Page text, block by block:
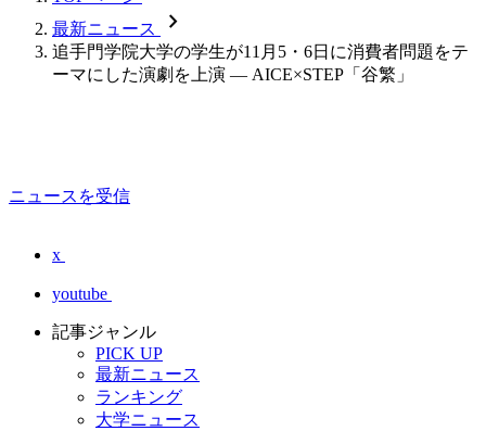
最新ニュース chevron_forward
追手門学院大学の学生が11月5・6日に消費者問題をテ
ーマにした演劇を上演 — AICE×STEP「谷繁」
ニュースを受信
x
youtube
記事ジャンル
PICK UP
最新ニュース
ランキング
大学ニュース